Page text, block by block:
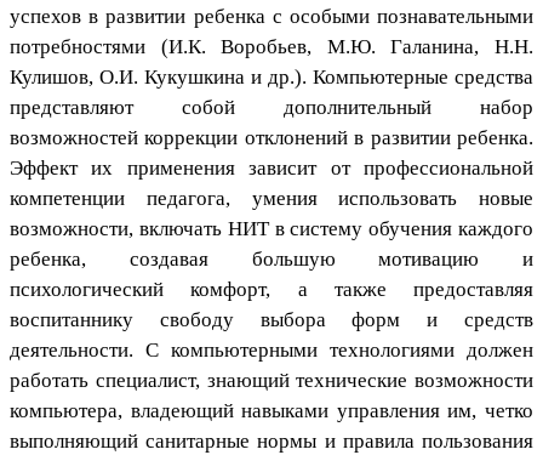
успехов в развитии ребенка с особыми познавательными
потребностями (И.К. Воробьев, М.Ю. Галанина, Н.Н.
Кулишов, О.И. Кукушкина и др.). Компьютерные средства
представляют собой дополнительный набор
возможностей коррекции отклонений в развитии ребенка.
Эффект их применения зависит от профессиональной
компетенции педагога, умения использовать новые
возможности, включать НИТ в систему обучения каждого
ребенка, создавая большую мотивацию и
психологический комфорт, а также предоставляя
воспитаннику свободу выбора форм и средств
деятельности. С компьютерными технологиями должен
работать специалист, знающий технические возможности
компьютера, владеющий навыками управления им, четко
выполняющий санитарные нормы и правила пользования